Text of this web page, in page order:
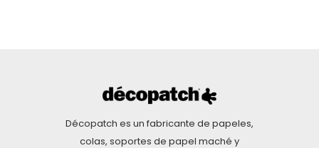
Décopatch es un fabricante de papeles,
colas, soportes de papel maché y